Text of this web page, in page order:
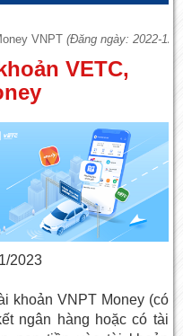
VNPT (Đăng ngày: 2022-12-
VETC,
2023
khoản VNPT Money (có
ngân hàng hoặc có tài